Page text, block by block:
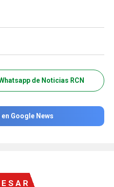
de Noticias RCN
Google News